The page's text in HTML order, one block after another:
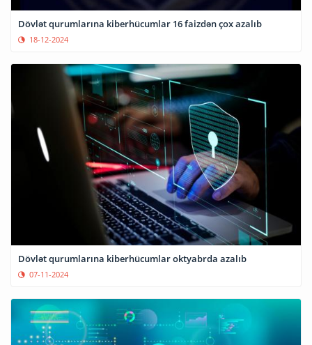
Dövlət qurumlarına kiberhücumlar 16 faizdən çox azalıb
18-12-2024
Dövlət qurumlarına kiberhücumlar oktyabrda azalıb
07-11-2024